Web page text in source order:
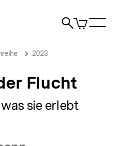
Suche
Artikel
im
2023
Flucht
sie erlebt